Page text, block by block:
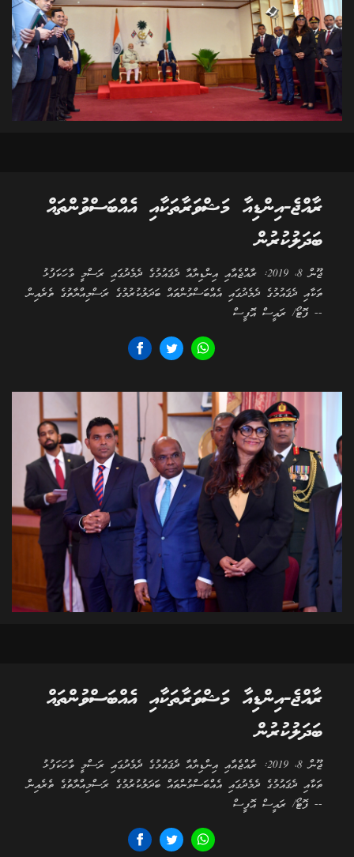
ރާއްޖެ-އިންޑިއާ މަޝްވަރާތަކާއި އެއްބަސްވުންތައް
ބަދަލުކުރުން
ޖޫން 8، 2019: ރާއްޖެއާއި އިންޑިޔާއާ ދެޤައުމުގެ ދެމެދުގައި ރަސްމީ ވާހަކަފުޅު
ތަކާއި ދެޤައުމުގެ ދެމެދުގައި އެއްބަސްވުންތައް ބަދަލުކުރުމުގެ ރަސްމިއްޔާތުގެ ތެރެއިން
-- ފޮޓޯ/ ރައީސް އޮފީސް
ރާއްޖެ-އިންޑިއާ މަޝްވަރާތަކާއި އެއްބަސްވުންތައް
ބަދަލުކުރުން
ޖޫން 8، 2019: ރާއްޖެއާއި އިންޑިޔާއާ ދެޤައުމުގެ ދެމެދުގައި ރަސްމީ ވާހަކަފުޅު
ތަކާއި ދެޤައުމުގެ ދެމެދުގައި އެއްބަސްވުންތައް ބަދަލުކުރުމުގެ ރަސްމިއްޔާތުގެ ތެރެއިން
-- ފޮޓޯ/ ރައީސް އޮފީސް